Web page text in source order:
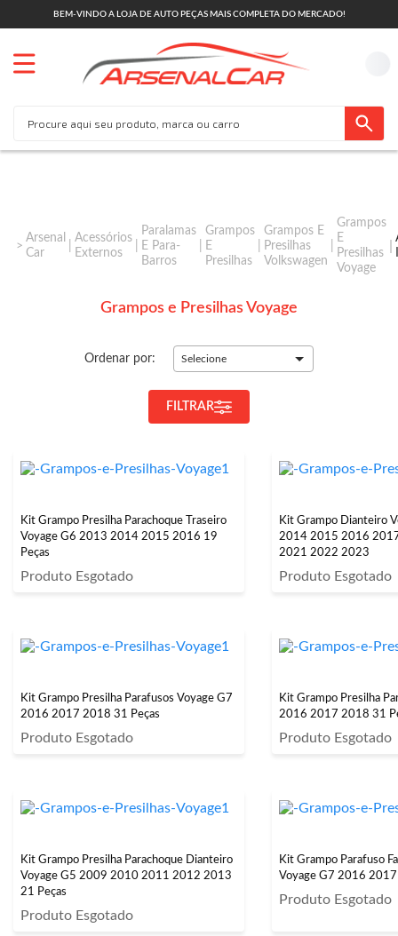
BEM-VINDO A LOJA DE AUTO PEÇAS MAIS COMPLETA DO MERCADO!
Arsenal
Car
Acessórios
Externos
Paralamas
E Para-
Barros
Grampos
E
Presilhas
Grampos E
Presilhas
Volkswagen
Grampos
E
Presilhas
Voyage
Grampos e Presilhas Voyage
Ordenar por: Selecione
FILTRAR
Kit Grampo Presilha Parachoque Traseiro
Voyage G6 2013 2014 2015 2016 19
Peças
Produto Esgotado
Kit Grampo Dianteiro
2014 2015 2016
2021 2022 2023
Produto Esgotado
Kit Grampo Presilha Parafusos Voyage G7
2016 2017 2018 31 Peças
Produto Esgotado
Kit Grampo Presilha
2016 2017 2018 31
Produto Esgotado
Kit Grampo Presilha Parachoque Dianteiro
Voyage G5 2009 2010 2011 2012 2013
21 Peças
Produto Esgotado
Kit Grampo Parafuso
Voyage G7 2016
Produto Esgotado